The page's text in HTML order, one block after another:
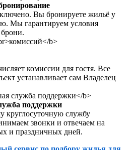
Вы бронируете жильё у
Мы гарантируем условия
комиссии для гостя. Все
устанавливает сам Владелец
поддержки
круглосуточную службу
звонки и отвечаем на
и праздничных дней.